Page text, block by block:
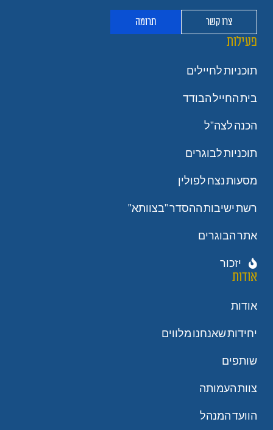
צרו קשר תרומה
פעילות
תוכניות לחיילים
בית החייל הבודד
הכנה לצה"ל
תוכניות לבוגרים
מסעות נצח לפולין
רשת ישיבות ההסדר "בצוותא"
אתר הבוגרים
יזכור
אודות
אודות
יחידות שאנחנו מלווים
שותפים
צוות העמותה
הוועד המנהל